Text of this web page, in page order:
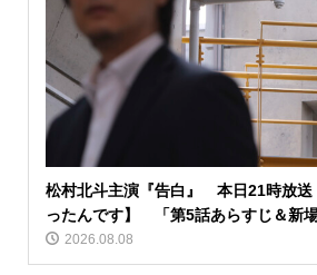
松村北斗主演『告白』 本日21時放送
ったんです】 「第5話あらすじ＆新
2026.08.08